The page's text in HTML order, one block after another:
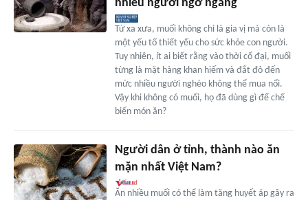
nhiều người ngỡ ngàng
Từ xa xưa, muối không chỉ là gia vị mà còn là
một yếu tố thiết yếu cho sức khỏe con người.
Tuy nhiên, ít ai biết rằng vào thời cổ đại, muối
từng là mặt hàng khan hiếm và đắt đỏ đến
mức nhiều người nghèo không thể mua nổi.
Vậy khi không có muối, họ đã dùng gì để chế
biến món ăn?
Người dân ở tỉnh, thành nào ăn
mặn nhất Việt Nam?
Ăn nhiều muối có thể làm tăng huyết áp gây ra